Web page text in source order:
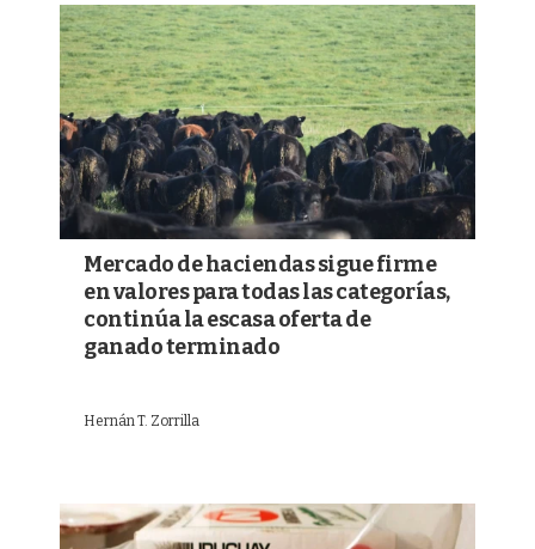
Mercado de haciendas sigue firme
en valores para todas las categorías,
continúa la escasa oferta de
ganado terminado
Hernán T. Zorrilla